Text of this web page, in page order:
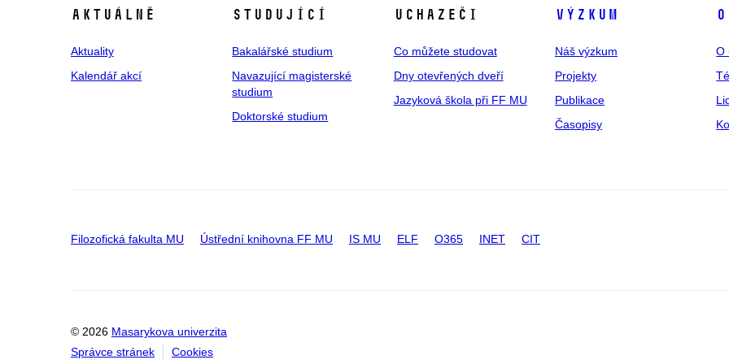
Aktuálně
Aktuality
Kalendář akcí
Studující
Bakalářské studium
Navazující magisterské
studium
Doktorské studium
Uchazeči
Co můžete studovat
Dny otevřených dveří
Jazyková škola při FF MU
Výzkum
Náš výzkum
Projekty
Publikace
Časopisy
O
Filozofická fakulta MU Ústřední knihovna FF MU IS MU ELF O365 INET CIT
© 2026 Masarykova univerzita
Správce stránek
Cookies